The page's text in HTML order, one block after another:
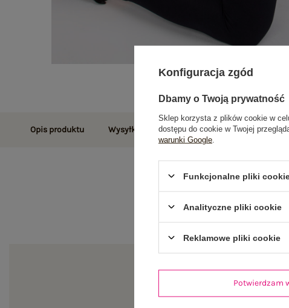
Opis produktu Wysyłka i dostawa Zwroty i reklamacje
Konfiguracja zgód
Dbamy o Twoją prywatność
Sklep korzysta z plików cookie w
dostępu do cookie w Twojej
warunki Google
Funkcjonalne pliki
Analityczne pliki cookie
Reklamowe pliki cookie
Potwierdzam